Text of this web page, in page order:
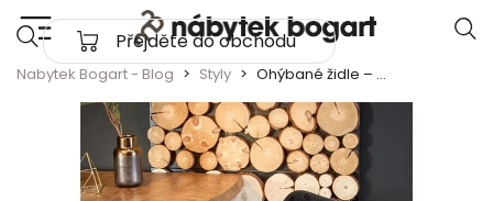
Main Navigation
Přejděte do obchodu
Nabytek Bogart - Blog Styly Ohýbané židle – potěšení z jejich jemného designu